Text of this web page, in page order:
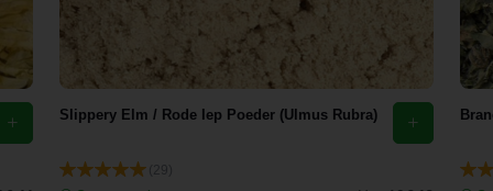
Slippery Elm / Rode Iep Poeder (Ulmus Rubra)